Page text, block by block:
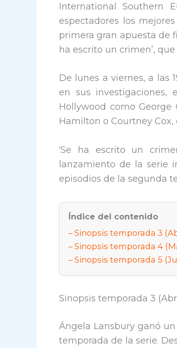
International Southern
espectadores los
primera gran apuesta de
ha escrito un crimen’,
De lunes a viernes, a las
en sus investigaciones,
Hollywood como George
Hamilton o Courtney Cox,
‘Se ha escrito un
lanzamiento de la serie
episodios de la segunda
Índice del contenido
Sinopsis temporada 3
Sinopsis temporada 4
Sinopsis temporada 5
Sinopsis temporada 3
Ángela Lansbury ganó
temporada de la serie.